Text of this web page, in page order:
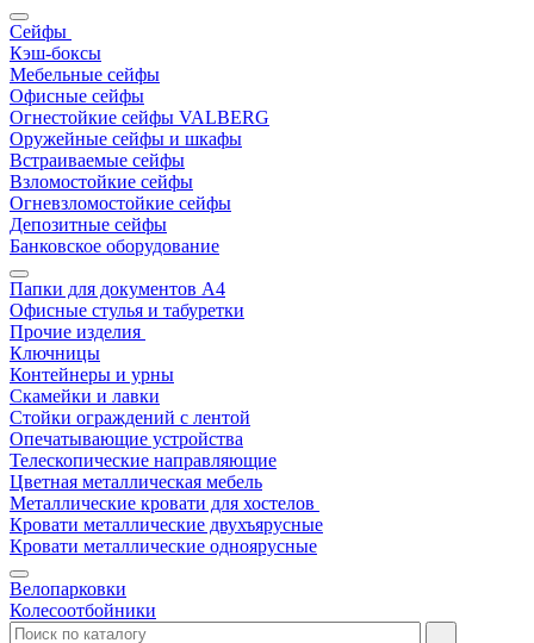
Сейфы
Кэш-боксы
Мебельные сейфы
Офисные сейфы
Огнестойкие сейфы VALBERG
Оружейные сейфы и шкафы
Встраиваемые сейфы
Взломостойкие сейфы
Огневзломостойкие сейфы
Депозитные сейфы
Банковское оборудование
Папки для документов A4
Офисные стулья и табуретки
Прочие изделия
Ключницы
Контейнеры и урны
Скамейки и лавки
Стойки ограждений с лентой
Опечатывающие устройства
Телескопические направляющие
Цветная металлическая мебель
Металлические кровати для хостелов
Кровати металлические двухъярусные
Кровати металлические одноярусные
Велопарковки
Колесоотбойники